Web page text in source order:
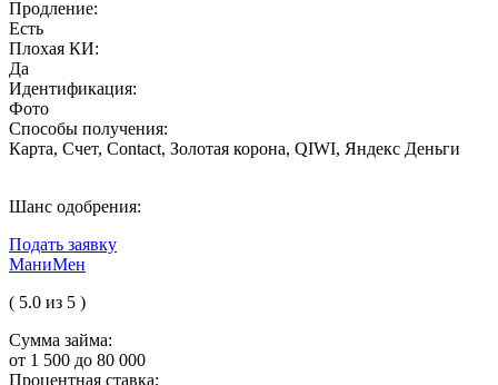
Продление:
Есть
Плохая КИ:
Да
Идентификация:
Фото
Способы получения:
Карта, Счет, Contact, Золотая корона, QIWI, Яндекс Деньги
Шанс одобрения:
Подать заявку
МаниМен
( 5.0 из 5 )
Сумма займа:
от 1 500 до 80 000
Процентная ставка: